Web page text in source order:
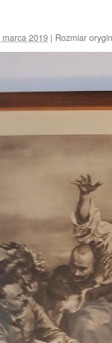
marca 2019 | Rozmiar